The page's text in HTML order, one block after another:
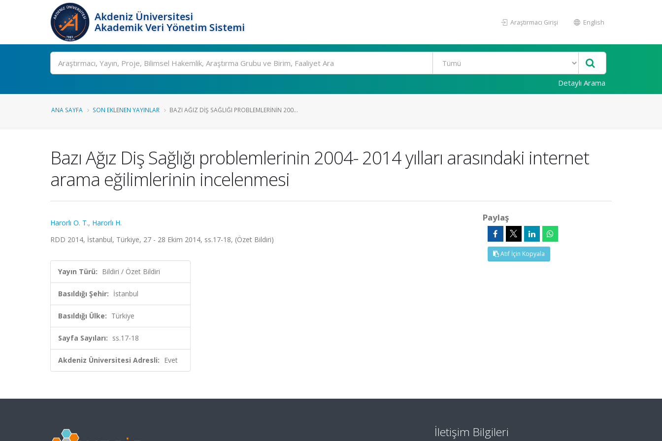
Akdeniz Üniversitesi
Akademik Veri Yönetim Sistemi
Araştırmacı Girişi English
Ara
Detaylı Arama
ANA SAYFA SON EKLENEN YAYINLAR BAZI AĞIZ DIŞ SAĞLIĞI PROBLEMLERININ 200...
Bazı Ağız Diş Sağlığı problemlerinin 2004- 2014 yılları arasındaki internet
arama eğilimlerinin incelenmesi
Harorlı O. T., Harorlı H.
RDD 2014, İstanbul, Türkiye, 27 - 28 Ekim 2014, ss.17-18, (Özet Bildiri)
Yayın Türü: Bildiri / Özet Bildiri
Basıldığı Şehir: İstanbul
Basıldığı Ülke: Türkiye
Sayfa Sayıları: ss.17-18
Akdeniz Üniversitesi Adresli: Evet
Paylaş
Atıf İçin Kopyala
İletişim Bilgileri